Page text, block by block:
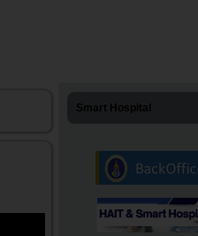
Smart Hospital